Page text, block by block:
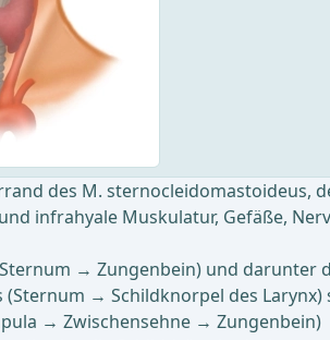
des M. sternocleidomastoideus,
infrahyale Muskulatur, Gefäße,
→ Zungenbein) und darunter
(Sternum → Schildknorpel des
→ Zwischensehne → Zungenbein)